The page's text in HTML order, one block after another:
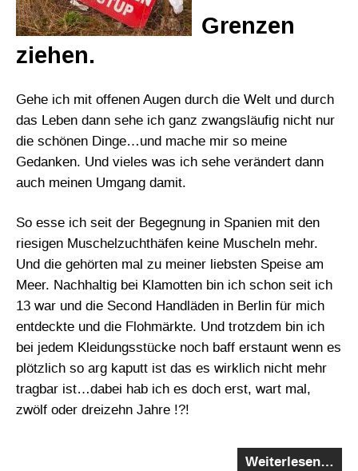
Grenzen
ziehen.
Gehe ich mit offenen Augen durch die Welt und durch
das Leben dann sehe ich ganz zwangsläufig nicht nur
die schönen Dinge…und mache mir so meine
Gedanken. Und vieles was ich sehe verändert dann
auch meinen Umgang damit.
So esse ich seit der Begegnung in Spanien mit den
riesigen Muschelzuchthäfen keine Muscheln mehr.
Und die gehörten mal zu meiner liebsten Speise am
Meer. Nachhaltig bei Klamotten bin ich schon seit ich
13 war und die Second Handläden in Berlin für mich
entdeckte und die Flohmärkte. Und trotzdem bin ich
bei jedem Kleidungsstücke noch baff erstaunt wenn es
plötzlich so arg kaputt ist das es wirklich nicht mehr
tragbar ist…dabei hab ich es doch erst, wart mal,
zwölf oder dreizehn Jahre !?!
Weiterlesen…